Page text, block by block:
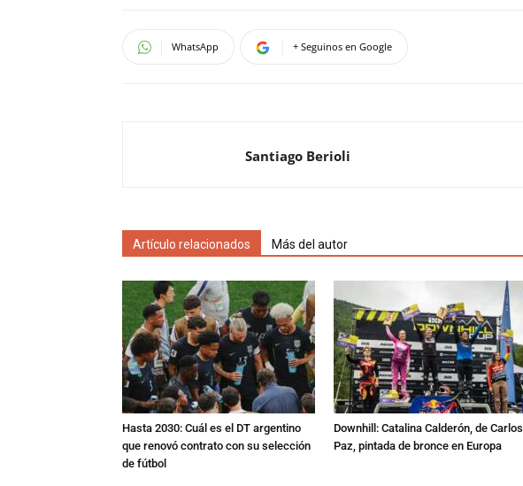
WhatsApp + Seguinos en Google
Santiago Berioli
Artículo relacionados Más del autor
Hasta 2030: Cuál es el DT argentino
que renovó contrato con su selección
de fútbol
Downhill: Catalina Calderón, de Carlos
Paz, pintada de bronce en Europa